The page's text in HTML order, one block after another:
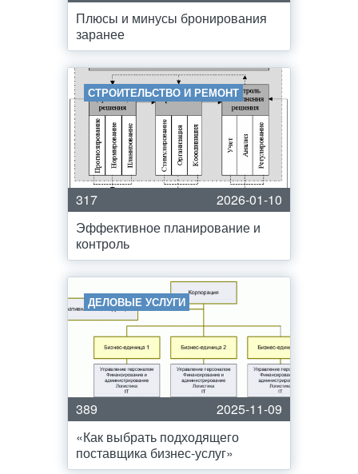
Плюсы и минусы бронирования
заранее
СТРОИТЕЛЬСТВО И РЕМОНТ
317
2026-01-10
Эффективное планирование и
контроль
ДЕЛОВЫЕ УСЛУГИ
389
2025-11-09
«Как выбрать подходящего
поставщика бизнес-услуг»